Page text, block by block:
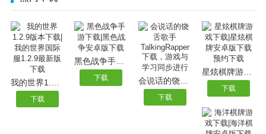
我的世界1.2.9版本下载|我的世界国际服1.2.9最新版下载
下载
黑色战争手游下载|黑色战争安卓版下载
下载 会说话的饶舌歌手TalkingRapper下载，游戏与学习同步进行
下载
星炫棋牌游戏下载|星炫棋牌安卓版下载预约下载
下载